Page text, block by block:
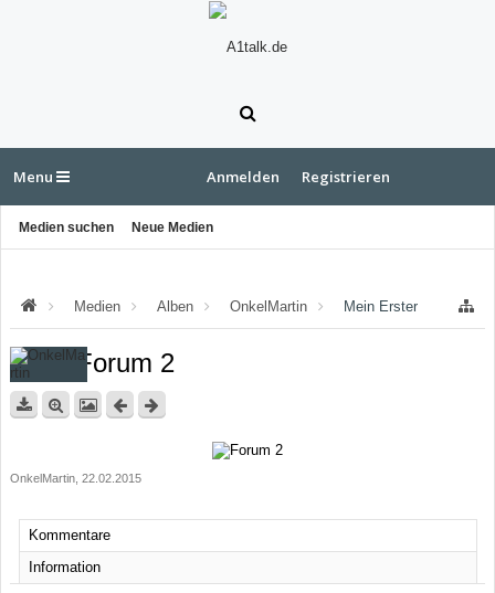
Menu
Medien suchen Neue Medien
Anmelden Registrieren
Medien Alben OnkelMartin Mein Erster
Forum 2
OnkelMartin 22.02.2015
Kommentare
Information